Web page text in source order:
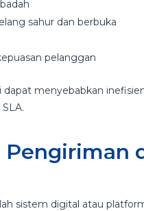
sahur dan berbuka
pelanggan
menyebabkan
sistem digital atau